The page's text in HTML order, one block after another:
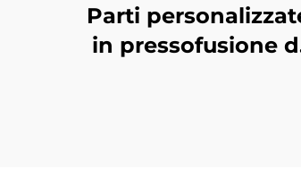
Parti
in pressofusione